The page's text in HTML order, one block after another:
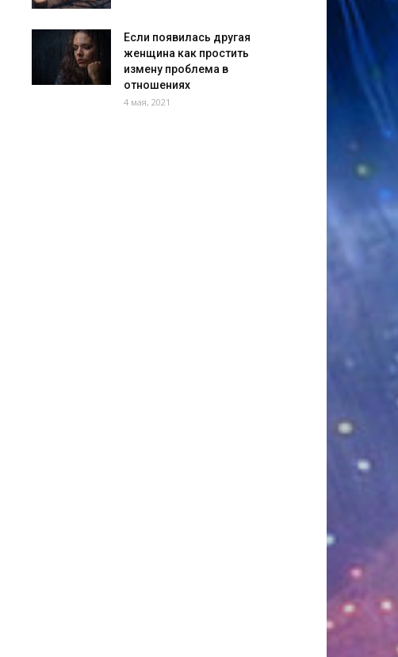
Если появилась другая
женщина как простить
измену проблема в
отношениях
4 мая, 2021